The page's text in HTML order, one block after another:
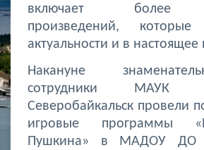
включает более
произведений,
актуальности и в настоящее
Накануне
сотрудники МАУК
Северобайкальск провели
игровые программы
Пушкина» в МАДОУ ДО